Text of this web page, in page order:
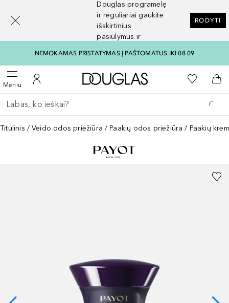
Douglas programėlę
ir reguliariai gaukite
išskirtinius
pasiūlymus ir
RODYTI
NEMOKAMAS PRISTATYMAS Į PAŠTOMATUS IKI 08 09
MeniuAtidaryti meniuĮ mano paskyrą
Į Douglas pagrindinį
Į mano
Į
Grįžk atgal
Vykdykite paiešką
Titulinis Veido odos priežiūra Paakių odos priežiūra Paakių
[navigation.slideout.screenreader]